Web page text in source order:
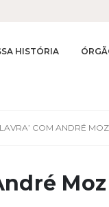
HISTÓRIA
COM ANDRÉ